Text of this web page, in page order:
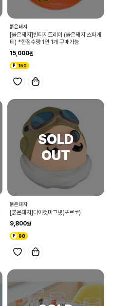
붉은돼지
[붉은돼지]빈티지트레이 (붉은돼지 스파게
티) *한정수량 1인 1개 구매가능
15,000
150
붉은돼지
[붉은돼지]다이컷마그넷(포르코)
9,800
98